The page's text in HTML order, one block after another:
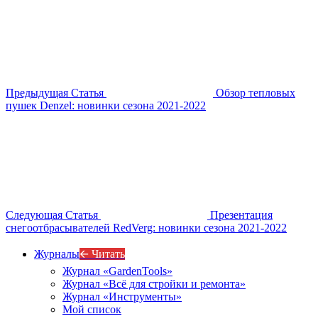
Предыдущая Статья
Обзор тепловых
пушек Denzel: новинки сезона 2021-2022
Следующая Статья
Презентация
снегоотбрасывателей RedVerg: новинки сезона 2021-2022
Журналы🡨 Читать
Журнал «GardenTools»
Журнал «Всё для стройки и ремонта»
Журнал «Инструменты»
Мой список